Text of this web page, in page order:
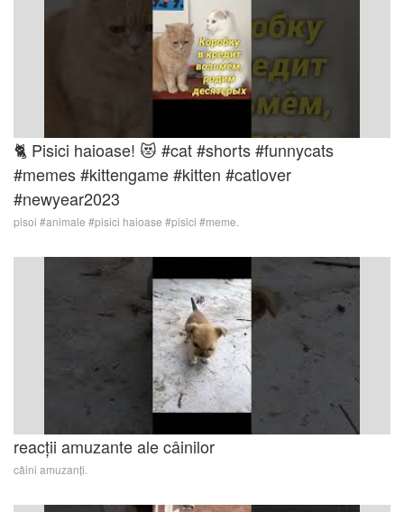
🐈 Pisici haioase! 😻 #cat #shorts #funnycats
#memes #kittengame #kitten #catlover
#newyear2023
pisoi #animale #pisici haioase #pisici #meme.
reacții amuzante ale câinilor
câini amuzanți.